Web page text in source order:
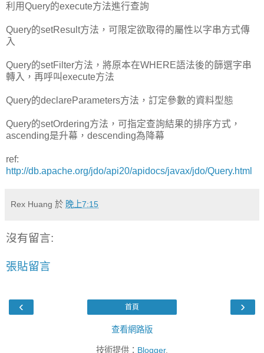
利用Query的execute方法進行查詢
Query的setResult方法，可限定欲取得的屬性以字串方式傳
入
Query的setFilter方法，將原本在WHERE語法後的篩選字串
轉入，再呼叫execute方法
Query的declareParameters方法，訂定參數的資料型態
Query的setOrdering方法，可指定查詢結果的排序方式 ，
ascending是升幕 ，descending為降幕
ref:
http://db.apache.org/jdo/api20/apidocs/javax/jdo/Query.html
Rex Huang 於 晚上7:15
沒有留言:
張貼留言
‹ ›
首頁
查看網路版
技術提供： Blogger.